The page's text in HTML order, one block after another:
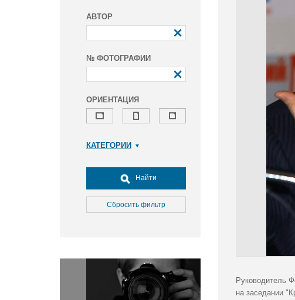
АВТОР
№ ФОТОГРАФИИ
ОРИЕНТАЦИЯ
КАТЕГОРИИ
Досуг, туризм и отдых
Культура
Медицина
Окружающая среда
Политика
Правосудие
Найти
Сбросить фильтр
Руководитель
на заседании